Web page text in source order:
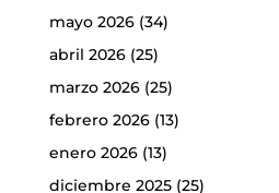
mayo 2026(34)
abril 2026(25)
marzo 2026(25)
febrero 2026(13)
enero 2026(13)
diciembre 2025(25)